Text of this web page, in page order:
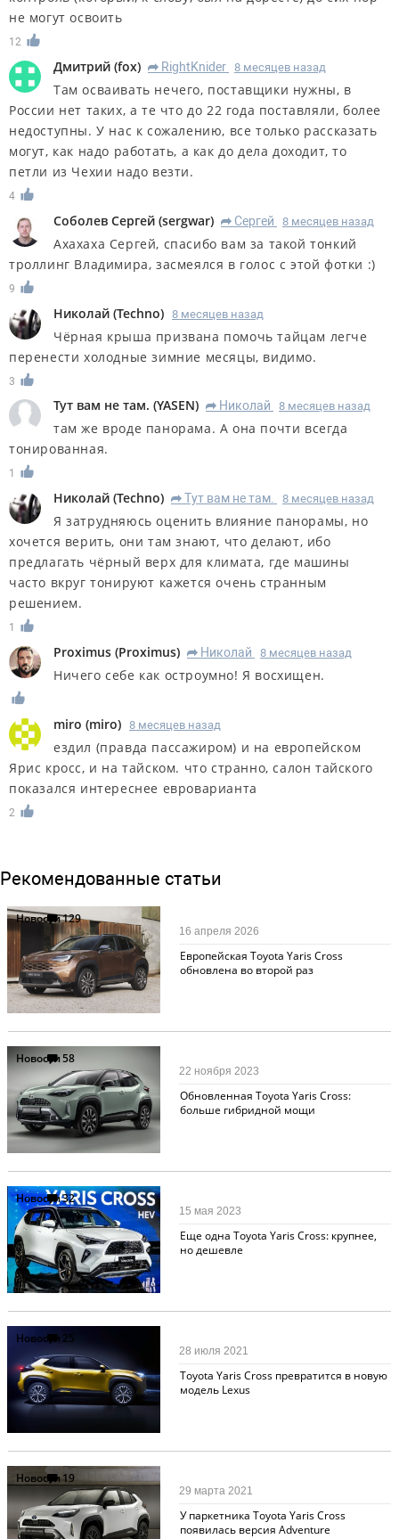
не могут освоить
12
Дмитрий (fox) R RightKnider 8 месяцев назад
Там осваивать нечего, поставщики нужны, в
России нет таких, а те что до 22 года поставляли, более
недоступны. У нас к сожалению, все только рассказать
могут, как надо работать, а как до дела доходит, то
петли из Чехии надо везти.
4
Соболев Сергей (sergwar) R Сергей 8 месяцев назад
Ахахаха Сергей, спасибо вам за такой тонкий
троллинг Владимира, засмеялся в голос с этой фотки :)
9
Николай (Techno) 8 месяцев назад
Чёрная крыша призвана помочь тайцам легче
перенести холодные зимние месяцы, видимо.
3
Тут вам не там. (YASEN) R Николай 8 месяцев назад
там же вроде панорама. А она почти всегда
тонированная.
1
Николай (Techno) R Тут вам не там. 8 месяцев назад
Я затрудняюсь оценить влияние панорамы, но
хочется верить, они там знают, что делают, ибо
предлагать чёрный верх для климата, где машины
часто вкруг тонируют кажется очень странным
решением.
1
Proximus (Proximus) R Николай 8 месяцев назад
Ничего себе как остроумно! Я восхищен.
miro (miro) 8 месяцев назад
ездил (правда пассажиром) и на европейском
Ярис кросс, и на тайском. что странно, салон тайского
показался интереснее евроварианта
2
Рекомендованные статьи
Новости129
Европейская Toyota Yaris Cross
обновлена во второй раз
16 апреля 2026
Новости58
Обновленная Toyota Yaris Cross:
больше гибридной мощи
22 ноября 2023
Новости32
Еще одна Toyota Yaris Cross: крупнее,
но дешевле
15 мая 2023
Новости 25
Toyota Yaris Cross превратится в новую
модель Lexus
28 июля 2021
Новости19
У паркетника Toyota Yaris Cross
появилась версия Adventure
29 марта 2021